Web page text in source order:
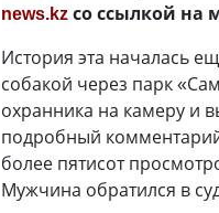
news.kzсо ссылкой на
История эта началась
собакой через парк
охранника на камеру и
подробный
более пятисот
Мужчина обратился в